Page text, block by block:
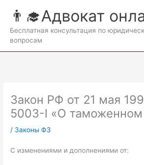
содержимому
👨‍🎓Адвокат
Бесплатная консультация по
вопросам
Закон РФ от 21 мая
5003-I «О таможенном
/ Законы ФЗ
С изменениями и дополнениями от: